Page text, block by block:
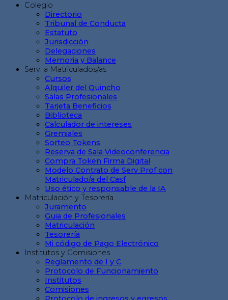
Colegio
Directorio
Tribunal de Conducta
Estatuto
Jurisdicción
Delegaciones
Memoria y Balance
Serv. a Matriculados/as
Cursos
Alquiler del Quincho
Salas Profesionales
Tarjeta Beneficios
Biblioteca
Calculador de intereses
Gremiales
Sorteo Tokens
Reserva de Sala Videoconferencia
Compra Token Firma Digital
Modelo Contrato de Serv Prof con
Matriculado/a del Casf
Uso ético y responsable de la IA
Matriculación y Tesorería
Juramento
Guia de Profesionales
Matriculación
Tesorería
Mi código de Pago Electrónico
Institutos y Comisiones
Reglamento de I y C
Protocolo de Funcionamiento
Institutos
Comisiones